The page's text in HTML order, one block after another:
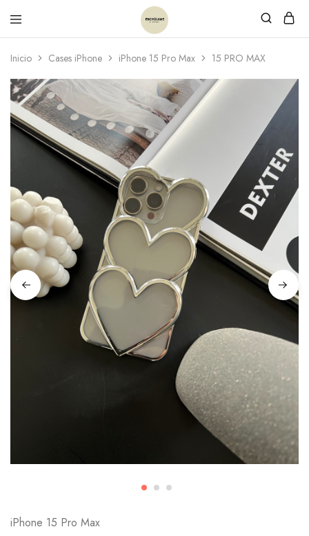
Inicio Cases iPhone iPhone 15 Pro Max 15 PRO MAX
iPhone 15 Pro Max